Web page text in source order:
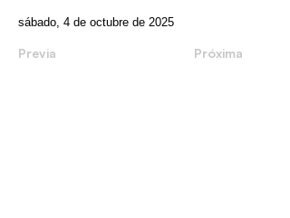
sábado, 4 de octubre de 2025
Previa Próxima